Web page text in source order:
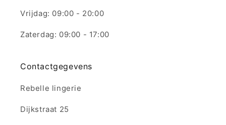
Vrijdag: 09:00 - 20:00
Zaterdag: 09:00 - 17:00
Contactgegevens
Rebelle lingerie
Dijkstraat 25